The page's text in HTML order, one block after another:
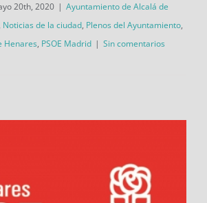
20th, 2020 | Ayuntamiento de Alcalá de
Noticias de la ciudad, Plenos del Ayuntamiento,
Henares, PSOE Madrid | Sin comentarios